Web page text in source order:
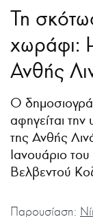
Τη
χωράφι:
Ανθής
Ο
αφηγείται
της Ανθής
Ιανουάριο
Βελβεντού
Παρουσίαση: